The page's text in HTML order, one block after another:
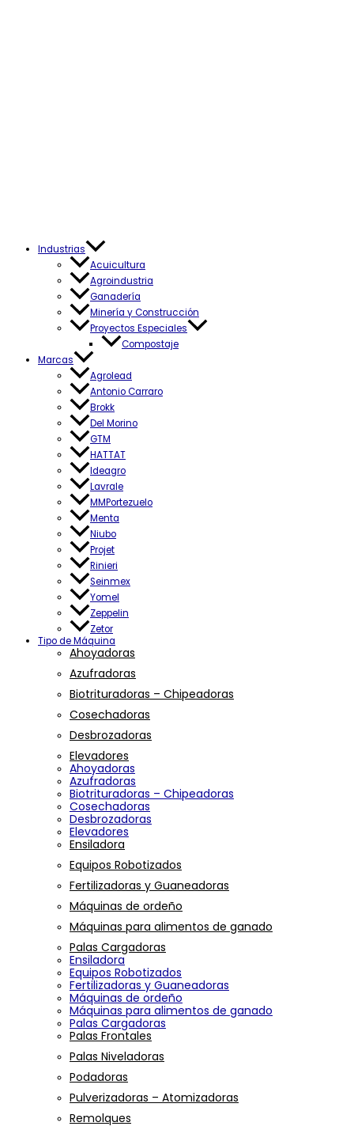
Industrias
Acuicultura
Agroindustria
Ganadería
Minería y Construcción
Proyectos Especiales
Compostaje
Marcas
Agrolead
Antonio Carraro
Brokk
Del Morino
GTM
HATTAT
Ideagro
Lavrale
MMPortezuelo
Menta
Niubo
Projet
Rinieri
Seinmex
Yomel
Zeppelin
Zetor
Tipo de Máquina
Ahoyadoras
Azufradoras
Biotrituradoras – Chipeadoras
Cosechadoras
Desbrozadoras
Elevadores
Ahoyadoras
Azufradoras
Biotrituradoras – Chipeadoras
Cosechadoras
Desbrozadoras
Elevadores
Ensiladora
Equipos Robotizados
Fertilizadoras y Guaneadoras
Máquinas de ordeño
Máquinas para alimentos de ganado
Palas Cargadoras
Ensiladora
Equipos Robotizados
Fertilizadoras y Guaneadoras
Máquinas de ordeño
Máquinas para alimentos de ganado
Palas Cargadoras
Palas Frontales
Palas Niveladoras
Podadoras
Pulverizadoras – Atomizadoras
Remolques